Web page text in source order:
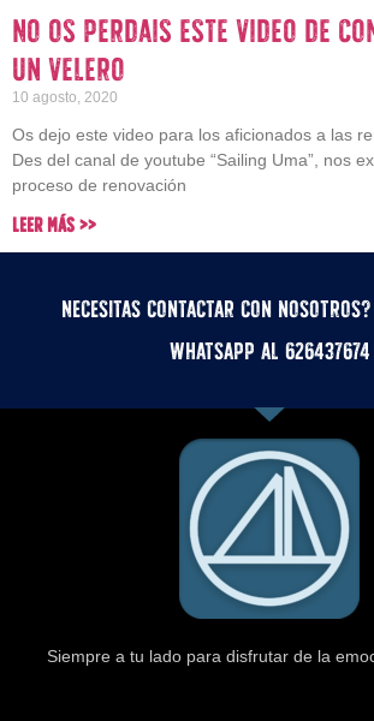
No os perdais este video de
un velero
10 agosto, 2020
Os dejo este video para los aficionados a las
Des del canal de youtube “Sailing Uma”, nos
proceso de renovación
Leer Más >>
Necesitas contactar con nosotros?
whatsApp al 626437674
Siempre a tu lado para disfrutar de la